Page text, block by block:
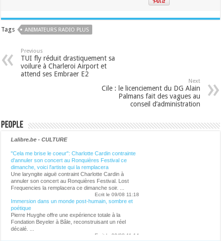
Tags ANIMATEURS RADIO PLUS
Previous
TUI fly réduit drastiquement sa
voilure à Charleroi Airport et
attend ses Embraer E2
Next
Cile : le licenciement du DG Alain
Palmans fait des vagues au
conseil d’administration
People
d'annuler son concert au Ronquières Festival ce
dimanche, voici l'artiste qui la remplacera
Une laryngite aiguë contraint Charlotte Cardin à
annuler son concert au Ronquières Festival. Lost
Frequencies la remplacera ce dimanche soir. ...
Ecrit le 09/08 11:18
Immersion dans un monde post-humain, sombre et
poétique
Pierre Huyghe offre une expérience totale à la
Fondation Beyeler à Bâle, reconstruisant un réel
décalé. ...